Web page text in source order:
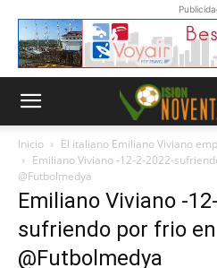
Inicio
El italiano Emiliano Viviano
Emiliano Viviano -12-2-2022-
@Futbolmedya
Emiliano Viviano -
sufriendo por frio
@Futbolmedya